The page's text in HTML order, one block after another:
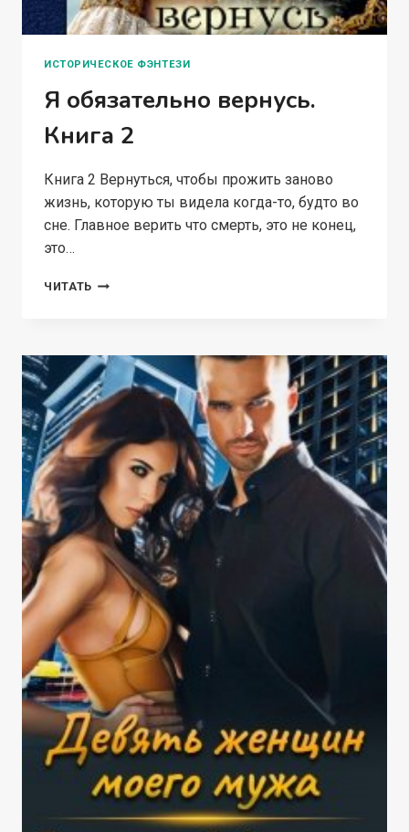
ИСТОРИЧЕСКОЕ ФЭНТЕЗИ
Я обязательно вернусь.
Книга 2
Книга 2 Вернуться, чтобы прожить заново
жизнь, которую ты видела когда-то, будто во
сне. Главное верить что смерть, это не конец,
это…
ЧИТАТЬ Я
2